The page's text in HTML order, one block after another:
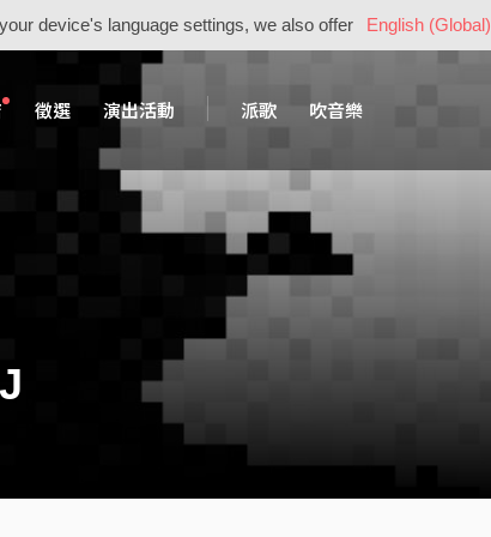
device's language settings, we also offer English (Global)
徵選 演出活動 派歌 吹音樂